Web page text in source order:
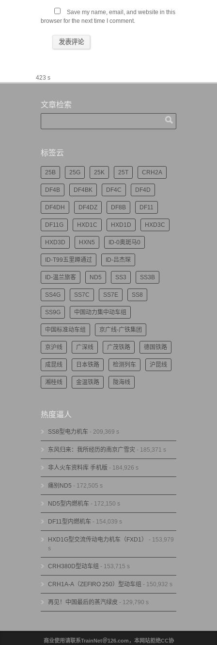
Save my name, email, and website in this
browser for the next time I comment.
423 s
文章检索
标签云
25B 25G 25K 25T CRH2A
DF4B DF4BK DF4C DF4D
DF4DH DF4DZ DF8B DF11
DF11G HXD1C HXD1D HXD3C
HXD3D HXN5 ID-0奥斑马0
ID-T99五里蹲通过 ID-吕杰琛
ID-温兰旅客 ND5 SS3 SS3B
SS4G SS7C SS7E SS8
SS9G 中国动力集中动车组
中国标准动车组 京广线-广铁集团
京沪线 广深线 广茂铁路 德国铁路
成昆线 日本铁路 检测列车 沪昆线
湘桂线 金温铁路 陇海线
热度逼人
SS8型电力机车 - 209,369 s
东风归来：我所经历的南京广雪灾 - 185,371 s
非人火车资料库 手机版 - 184,926 s
痛别ND5 - 172,505 s
ND5型内燃机车 - 172,150 s
DF11型内燃机车 - 154,039 s
HXD1G型交流传动电力机车（FXD1）
- 153,979
s
CRH380D型动车组 - 153,715 s
CRH1A-A（ZEFIRO 250）型动车组 - 150,932 s
再见！中国最后的蒸汽绿皮 - 129,790 s
商业使用请联系TrainNet＠126.com，本网站拒绝CC协